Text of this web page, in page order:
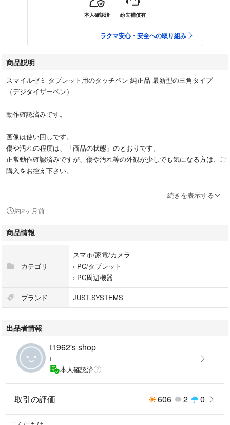
本人確認済 紛失補償有
ラクマ安心・安全への取り組み
商品説明
スマイルゼミ タブレット用のタッチペン 純正品 最新型の三角タイプ
（デジタイザーペン）
動作確認済みです。
画像は使い回しです。
傷や汚れの程度は、「商品の状態」のとおりです。
正常動作確認済みですが、傷や汚れ等の外観が少しでも気になる方は、ご
購入をお控え下さい。
４～７日後の発送としておりますが、お急ぎの場合は早めに発送させて頂
ご購入前にご相談下さい。
購入申請をされた後に、お手数ですが、コメントをお願いいたします。
(気付かず期限切れになることがあるため。)
お値引きには対応できかねます。
急ぎの発送には対応いたしておりません。
続きを表示する
約2ヶ月前
商品情報
カテゴリ
スマホ/家電/カメラ
› PC/タブレット
› PC周辺機器
ブランド JUST.SYSTEMS
出品者情報
t1962's shop
tt
本人確認済
取引の評価 606 2 0